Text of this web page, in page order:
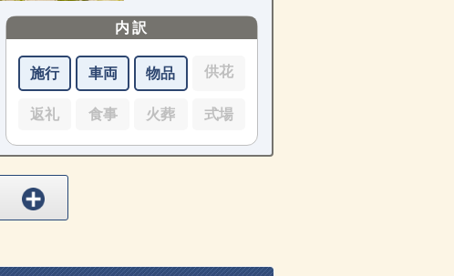
内訳
施行 車両 物品 供花
返礼 食事 火葬 式場